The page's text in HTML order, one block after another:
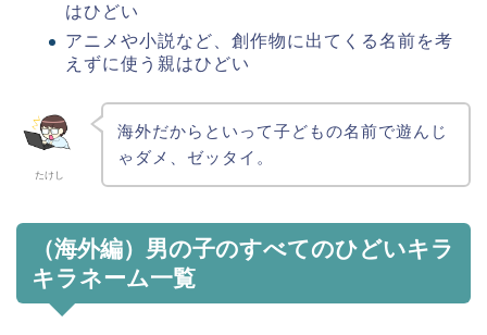
はひどい
アニメや小説など、創作物に出てくる名前を考
えずに使う親はひどい
たけし
海外だからといって子どもの名前で遊んじ
ゃダメ、ゼッタイ。
（海外編）男の子のすべてのひどいキラ
キラネーム一覧